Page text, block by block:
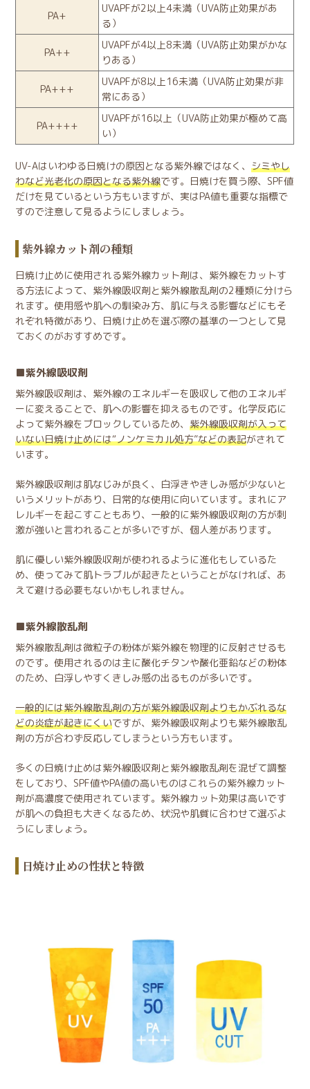
PA+
UVAPFが2以上4未満（UVA防止効果があ
る）
PA++
UVAPFが4以上8未満（UVA防止効果がかな
りある）
PA+++
UVAPFが8以上16未満（UVA防止効果が非
常にある）
PA++++
UVAPFが16以上（UVA防止効果が極めて高
い）
UV-Aはいわゆる日焼けの原因となる紫外線ではなく、シミやし
わなど光老化の原因となる紫外線です。日焼けを買う際、SPF値
だけを見ているという方もいますが、実はPA値も重要な指標で
すので注意して見るようにしましょう。
紫外線カット剤の種類
日焼け止めに使用される紫外線カット剤は、紫外線をカットす
る方法によって、紫外線吸収剤と紫外線散乱剤の2種類に分けら
れます。使用感や肌への馴染み方、肌に与える影響などにもそ
れぞれ特徴があり、日焼け止めを選ぶ際の基準の一つとして見
ておくのがおすすめです。
紫外線吸収剤
紫外線吸収剤は、紫外線のエネルギーを吸収して他のエネルギ
ーに変えることで、肌への影響を抑えるものです。化学反応に
よって紫外線をブロックしているため、紫外線吸収剤が入って
いない日焼け止めには“ノンケミカル処方”などの表記がされて
います。
紫外線吸収剤は肌なじみが良く、白浮きやきしみ感が少ないと
いうメリットがあり、日常的な使用に向いています。まれにア
レルギーを起こすこともあり、一般的に紫外線吸収剤の方が刺
激が強いと言われることが多いですが、個人差があります。
肌に優しい紫外線吸収剤が使われるように進化もしているた
め、使ってみて肌トラブルが起きたということがなければ、あ
えて避ける必要もないかもしれません。
紫外線散乱剤
紫外線散乱剤は微粒子の粉体が紫外線を物理的に反射させるも
のです。使用されるのは主に酸化チタンや酸化亜鉛などの粉体
のため、白浮しやすくきしみ感の出るものが多いです。
一般的には紫外線散乱剤の方が紫外線吸収剤よりもかぶれるな
どの炎症が起きにくいですが、紫外線吸収剤よりも紫外線散乱
剤の方が合わず反応してしまうという方もいます。
多くの日焼け止めは紫外線吸収剤と紫外線散乱剤を混ぜて調整
をしており、SPF値やPA値の高いものはこれらの紫外線カット
剤が高濃度で使用されています。紫外線カット効果は高いです
が肌への負担も大きくなるため、状況や肌質に合わせて選ぶよ
うにしましょう。
日焼け止めの性状と特徴